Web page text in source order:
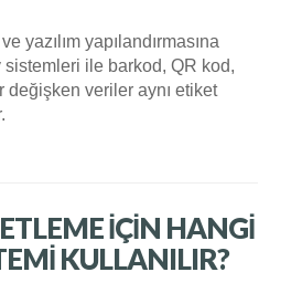
yazılım yapılandırmasına
ile barkod, QR kod,
değişken veriler aynı etiket
İÇIN HANGI
KULLANILIR?